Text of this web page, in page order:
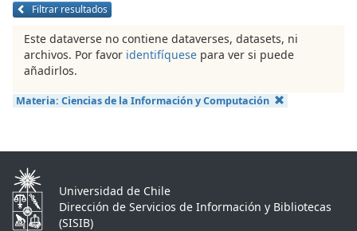
Filtrar resultados
Este dataverse no contiene dataverses, datasets, ni
archivos. Por favor identifíquese para ver si puede
añadirlos.
Materia: Ciencias de la Información y Computación
Universidad de Chile
Dirección de Servicios de Información y Bibliotecas
(SISIB)